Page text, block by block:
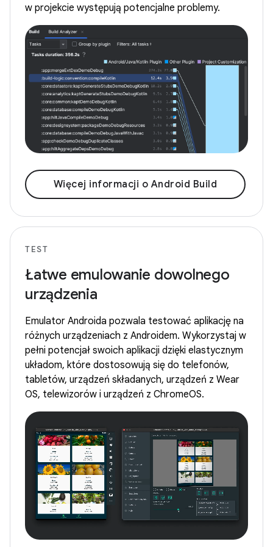
w projekcie występują potencjalne problemy.
Więcej informacji o Android Build
TEST
Łatwe emulowanie dowolnego
urządzenia
Emulator Androida pozwala testować aplikację na
różnych urządzeniach z Androidem. Wykorzystaj w
pełni potencjał swoich aplikacji dzięki elastycznym
układom, które dostosowują się do telefonów,
tabletów, urządzeń składanych, urządzeń z Wear
OS, telewizorów i urządzeń z ChromeOS.